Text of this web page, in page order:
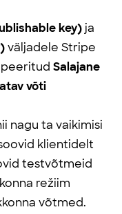
key)ja
väljadele Stripe
Salajane
võti
nagu ta vaikimisi
klientidelt
testvõtmeid
režiim
võtmed.